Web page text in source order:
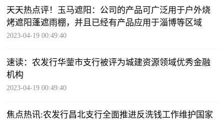
天天热点评！玉马遮阳：公司的产品可广泛用于户外烧
烤遮阳蓬遮雨棚，并且已经有产品应用于淄博等区域
2023-04-19 00:49:40
速读：农发行华蓥市支行被评为城建资源领域优秀金融
机构
2023-04-19 00:49:40
焦点热讯:农发行昌北支行全面推进反洗钱工作维护国家